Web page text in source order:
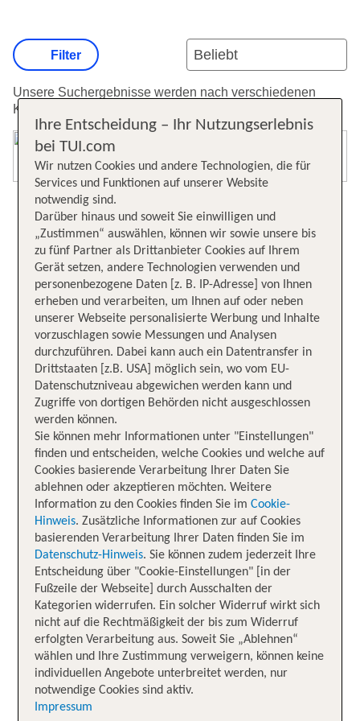
Unsere Suchergebnisse werden nach verschiedenen
Kriterien sortiert.
Filter
Ihre Entscheidung – Ihr Nutzungserlebnis
bei TUI.com
Wir nutzen Cookies und andere Technologien, die für
Services und Funktionen auf unserer Website
notwendig sind.
Darüber hinaus und soweit Sie einwilligen und
„Zustimmen“ auswählen, können wir sowie unsere bis
zu fünf Partner als Drittanbieter Cookies auf Ihrem
Gerät setzen, andere Technologien verwenden und
personenbezogene Daten [z. B. IP-Adresse] von Ihnen
erheben und verarbeiten, um Ihnen auf oder neben
unserer Webseite personalisierte Werbung und Inhalte
vorzuschlagen sowie Messungen und Analysen
durchzuführen. Dabei kann auch ein Datentransfer in
Drittstaaten [z.B. USA] möglich sein, wo vom EU-
Datenschutzniveau abgewichen werden kann und
Zugriffe von dortigen Behörden nicht ausgeschlossen
werden können.
Sie können mehr Informationen unter "Einstellungen"
finden und entscheiden, welche Cookies und welche auf
Cookies basierende Verarbeitung Ihrer Daten Sie
ablehnen oder akzeptieren möchten. Weitere
Information zu den Cookies finden Sie im Cookie-
Hinweis. Zusätzliche Informationen zur auf Cookies
basierenden Verarbeitung Ihrer Daten finden Sie im
Datenschutz-Hinweis. Sie können zudem jederzeit Ihre
Entscheidung über "Cookie-Einstellungen" [in der
Fußzeile der Webseite] durch Ausschalten der
Kategorien widerrufen. Ein solcher Widerruf wirkt sich
nicht auf die Rechtmäßigkeit der bis zum Widerruf
erfolgten Verarbeitung aus. Soweit Sie „Ablehnen“
wählen und Ihre Zustimmung verweigern, können keine
individuellen Angebote unterbreitet werden, nur
notwendige Cookies sind aktiv.
Impressum